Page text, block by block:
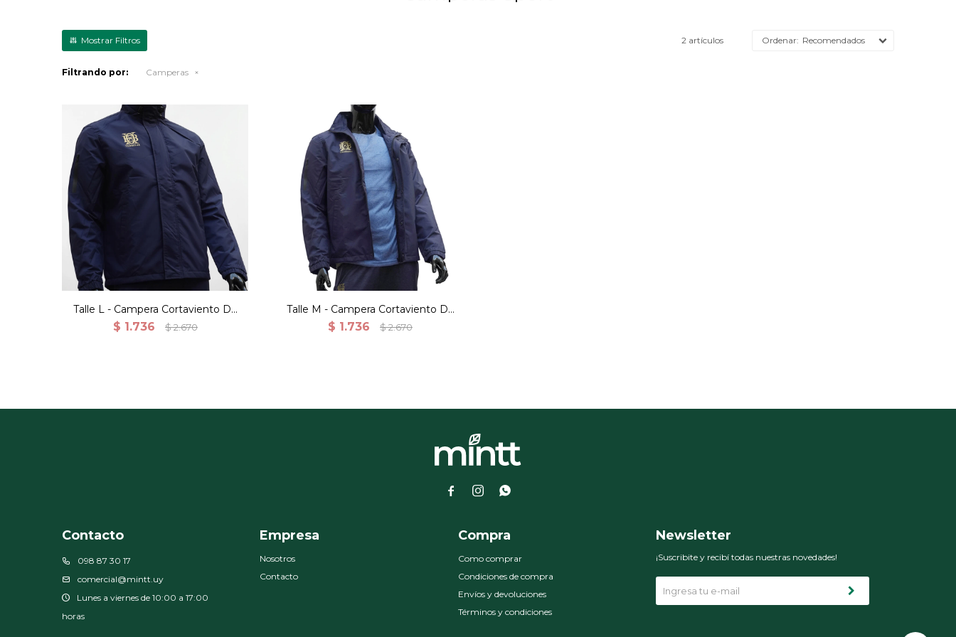
2 artículos Recomendados
Filtrando por: Camperas
Talle L - Campera Cortaviento De
Entrenamiento Azul
$ 1.736 $ 2.670
Talle M - Campera Cortaviento De
Entrenamiento Azul
$ 1.736 $ 2.670
  
Contacto
098 87 30 17
comercial@mintt.uy
Lunes a viernes de 10:00 a 17:00
horas
Empresa
Nosotros
Contacto
Compra
Como comprar
Condiciones de compra
Envíos y devoluciones
Términos y condiciones
Newsletter
¡Suscribite y recibí todas nuestras novedades!